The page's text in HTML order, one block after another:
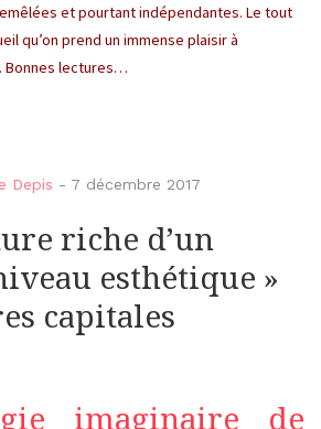
et pourtant indépendantes. Le tout
qu’on prend un immense plaisir à
lectures…
Depis - 7 décembre 2017
riche d’un
esthétique »
capitales
imaginaire de